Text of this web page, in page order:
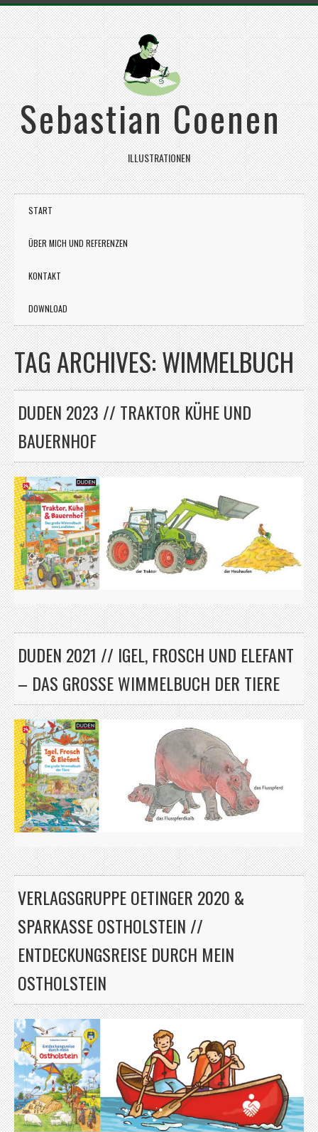
Sebastian Coenen
ILLUSTRATIONEN
START
ÜBER MICH UND REFERENZEN
KONTAKT
DOWNLOAD
TAG ARCHIVES:WIMMELBUCH
DUDEN 2023 // TRAKTOR KÜHE UND
BAUERNHOF
DUDEN 2021 // IGEL, FROSCH UND ELEFANT
– DAS GROSSE WIMMELBUCH DER TIERE
VERLAGSGRUPPE OETINGER 2020 &
SPARKASSE OSTHOLSTEIN //
ENTDECKUNGSREISE DURCH MEIN
OSTHOLSTEIN